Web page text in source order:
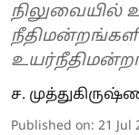
நிலுவையில்
ச.
Published on: 21 Jul